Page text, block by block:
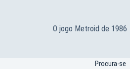
O jogo Metroid de 1986
Procura-se